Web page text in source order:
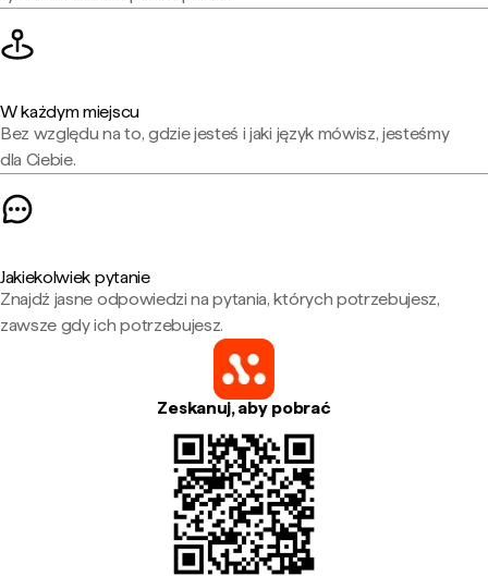
W każdym miejscu
Bez względu na to, gdzie jesteś i jaki język mówisz, jesteśmy
dla Ciebie.
Jakiekolwiek pytanie
Znajdź jasne odpowiedzi na pytania, których potrzebujesz,
zawsze gdy ich potrzebujesz.
Zeskanuj, aby pobrać